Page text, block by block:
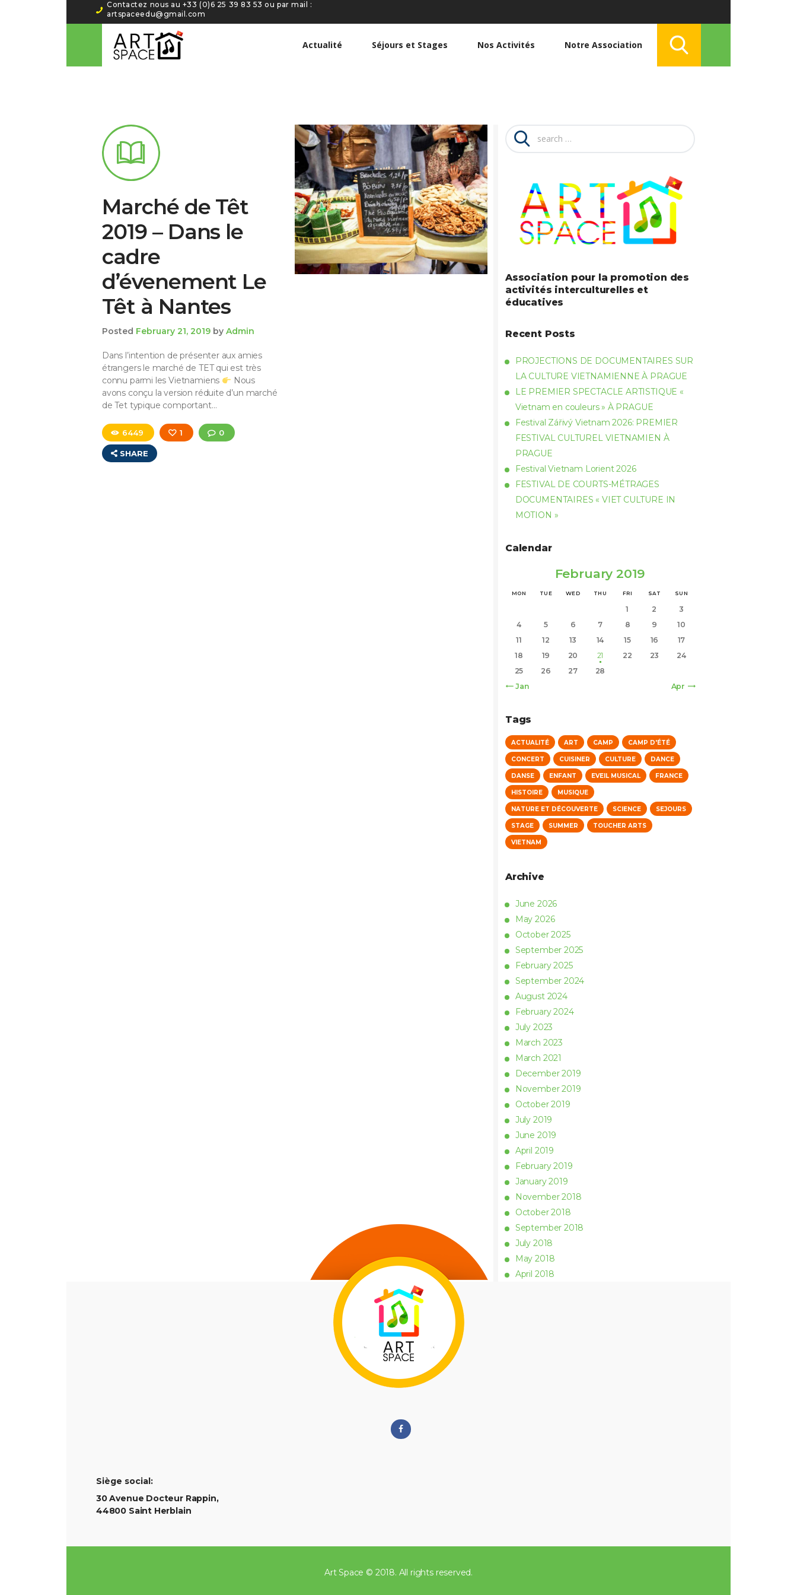
Contactez nous au +33 (0)6 25 39 83 53‬ ou par mail :
artspaceedu@gmail.com
Actualité Séjours et Stages Nos Activités Notre Association
ACTUALITÉ
SÉJOURS ET
ASSOCIATION
Marché de Têt
2019 – Dans le
cadre
d’évenement Le
Têt à Nantes
Posted February 21, 2019 by Admin
Dans l’intention de présenter aux amies
étrangers le marché de TET qui est très
connu parmi les Vietnamiens
Nous
avons conçu la version réduite d’un marché
de Tet typique comportant…
6449 1 0
SHARE
Search
for:
Association pour la promotion des
activités interculturelles et
éducatives
Recent Posts
PROJECTIONS DE DOCUMENTAIRES SUR
LA CULTURE VIETNAMIENNE À PRAGUE
LE PREMIER SPECTACLE ARTISTIQUE «
Vietnam en couleurs » À PRAGUE
Festival Zářivý Vietnam 2026: PREMIER
FESTIVAL CULTUREL VIETNAMIEN À
PRAGUE
Festival Vietnam Lorient 2026
FESTIVAL DE COURTS-MÉTRAGES
DOCUMENTAIRES « VIET CULTURE IN
MOTION »
Calendar
February 2019
MON TUE WED THU FRI SAT SUN
« Jan Apr »
1 2
3
4
5 6 7 8 9
10
11
12 13 14 15 16
17
18
19 20 21 22 23
24
25
26 27 28
Tags
ACTUALITÉ ART CAMP CAMP D'ÉTÉ
CONCERT CUISINER CULTURE DANCE
DANSE ENFANT EVEIL MUSICAL FRANCE
HISTOIRE MUSIQUE
NATURE ET DÉCOUVERTE SCIENCE SEJOURS
STAGE SUMMER TOUCHER ARTS
VIETNAM
Archive
June 2026
May2026
October2025
September 2025
February2025
September 2024
August 2024
February2024
July 2023
March 2023
March 2021
December2019
November2019
October2019
July 2019
June 2019
April 2019
February2019
January2019
November2018
October2018
September 2018
July 2018
May2018
April 2018
Siège social:
30 Avenue Docteur Rappin,
44800 Saint Herblain
Art Space © 2018. All rights reserved.